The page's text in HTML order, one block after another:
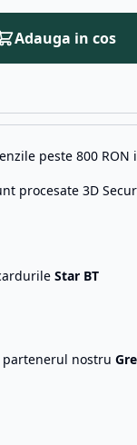
Adauga in cos
peste 800
procesate 3D
Star BT
nostru